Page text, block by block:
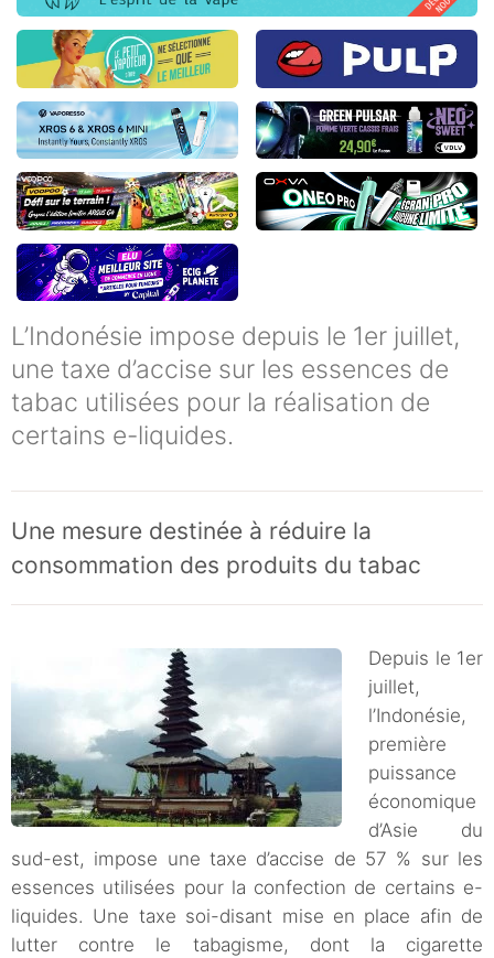
L’Indonésie impose depuis le 1er juillet,
une taxe d’accise sur les essences de
tabac utilisées pour la réalisation de
certains e-liquides.
Une mesure destinée à réduire la
consommation des produits du tabac
Depuis le 1er
juillet,
l’Indonésie,
première
puissance
économique
d’Asie du
sud-est, impose une taxe d’accise de 57 % sur les
essences utilisées pour la confection de certains e-
liquides. Une taxe soi-disant mise en place afin de
lutter contre le tabagisme, dont la cigarette